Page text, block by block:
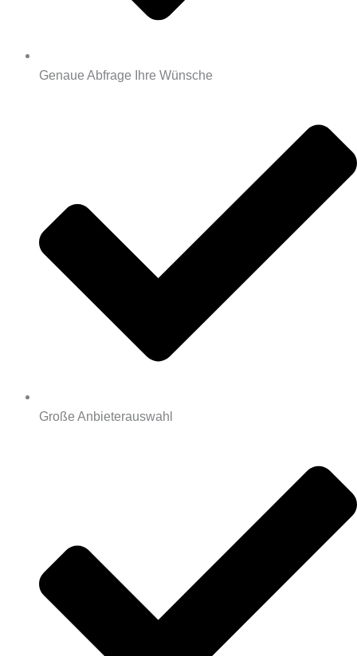
Genaue Abfrage Ihre Wünsche
Große Anbieterauswahl